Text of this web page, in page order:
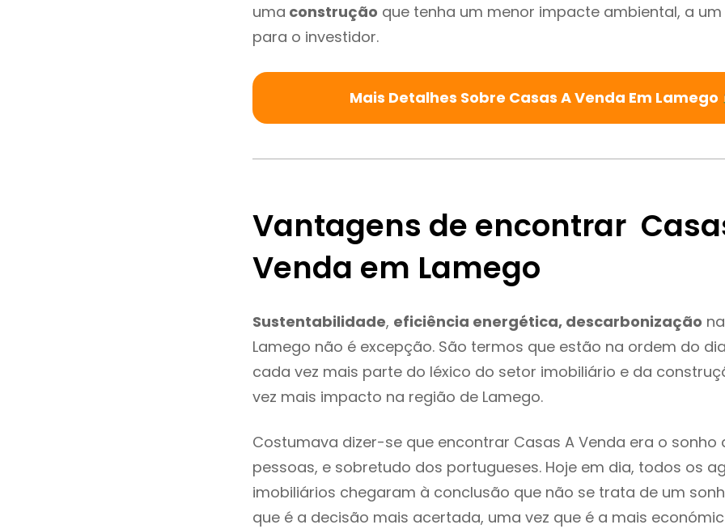
uma construção que tenha um menor impacte ambiental, a
para o investidor.
Mais Detalhes Sobre Casas A Venda Em Lamego
Vantagens de encontrar
Venda em Lamego
Sustentabilidade, eficiência energética, descarbonização
Lamego não é excepção. São termos que estão na ordem do
cada vez mais parte do léxico do setor imobiliário e da
vez mais impacto na região de Lamego.
Costumava dizer-se que encontrar Casas A Venda era o sonho
pessoas, e sobretudo dos portugueses. Hoje em dia, todos os
imobiliários chegaram à conclusão que não se trata de um
que é a decisão mais acertada, uma vez que é a mais